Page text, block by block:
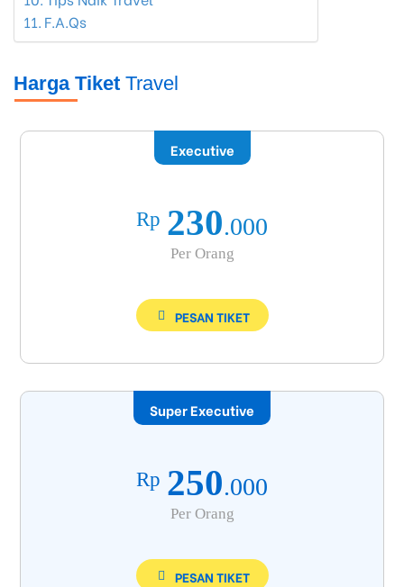
F.A.Qs
Harga Tiket Travel
Executive
Rp 230.000
Per Orang
PESAN TIKET
Super Executive
Rp 250.000
Per Orang
PESAN TIKET